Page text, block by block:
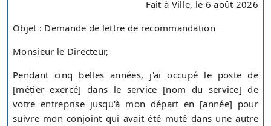
Fait à Ville, le 6 août 2026
Objet : Demande de lettre de recommandation
Monsieur le Directeur,
Pendant cinq belles années, j'ai occupé le poste de
[métier exercé] dans le service [nom du service] de
votre entreprise jusqu'à mon départ en [année] pour
suivre mon conjoint qui avait été muté dans une autre